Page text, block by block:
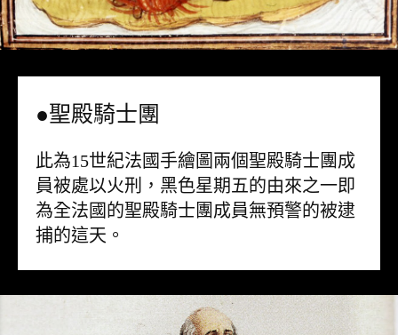
●聖殿騎士團
此為15世紀法國手繪圖兩個聖殿騎士團成
員被處以火刑，黑色星期五的由來之一即
為全法國的聖殿騎士團成員無預警的被逮
捕的這天。